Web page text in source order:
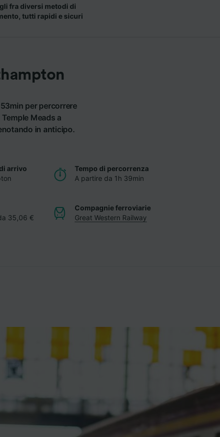
fra diversi metodi di
tutti rapidi e sicuri
per percorrere
Meads a
in anticipo.
arrivo
Tempo di percorrenza
A partire da 1h 39min
35,06 €
Compagnie ferroviarie
Great Western Railway